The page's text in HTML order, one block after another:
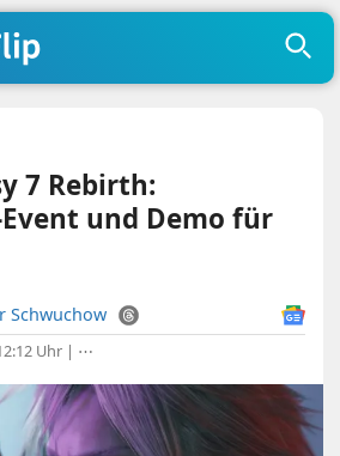
7 Rebirth:
und Demo für
Schwuchow
Uhr | ⋯